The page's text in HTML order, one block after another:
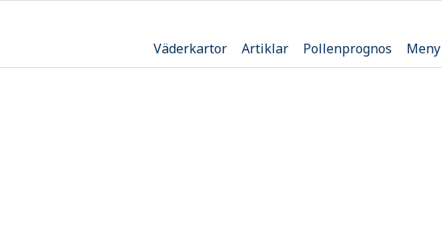
Väderkartor Artiklar Pollenprognos Meny